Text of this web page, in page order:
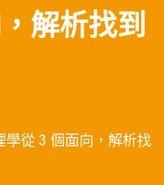
解析找到
從 3 個面向，解析找